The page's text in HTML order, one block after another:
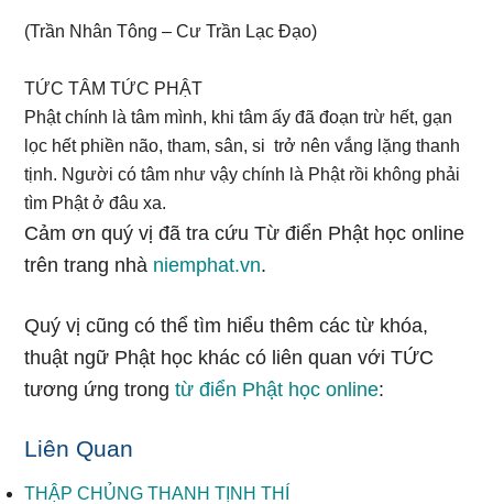
(Trần Nhân Tông – Cư Trần Lạc Đạo)
TỨC TÂM TỨC PHẬT
Phật chính là tâm mình, khi tâm ấy đã đoạn trừ hết, gạn
lọc hết phiền não, tham, sân, si trở nên vắng lặng thanh
tịnh. Người có tâm như vậy chính là Phật rồi không phải
tìm Phật ở đâu xa.
Cảm ơn quý vị đã tra cứu Từ điển Phật học online
trên trang nhà niemphat.vn.
Quý vị cũng có thể tìm hiểu thêm các từ khóa,
thuật ngữ Phật học khác có liên quan với TỨC
tương ứng trongtừ điển Phật học online:
Liên Quan
THẬP CHỦNG THANH TỊNH THÍ